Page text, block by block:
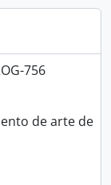
756
de arte de